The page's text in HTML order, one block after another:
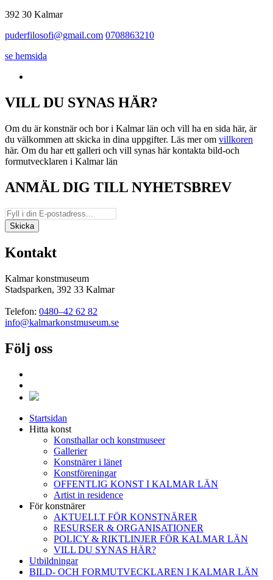
392 30 Kalmar
puderfilosofi@gmail.com 0708863210
se hemsida
VILL DU SYNAS HÄR?
Om du är konstnär och bor i Kalmar län och vill ha en sida här, är
du välkommen att skicka in dina uppgifter. Läs mer om villkoren
här. Om du har ett galleri och vill synas här kontakta bild-och
formutvecklaren i Kalmar län
ANMÄL DIG TILL NYHETSBREV
Kontakt
Kalmar konstmuseum
Stadsparken, 392 33 Kalmar
Telefon: 0480–42 62 82
info@kalmarkonstmuseum.se
Följ oss
Startsidan
Hitta konst
Konsthallar och konstmuseer
Gallerier
Konstnärer i länet
Konstföreningar
OFFENTLIG KONST I KALMAR LÄN
Artist in residence
För konstnärer
AKTUELLT FÖR KONSTNÄRER
RESURSER & ORGANISATIONER
POLICY & RIKTLINJER FÖR KALMAR LÄN
VILL DU SYNAS HÄR?
Utbildningar
BILD- OCH FORMUTVECKLAREN I KALMAR LÄN